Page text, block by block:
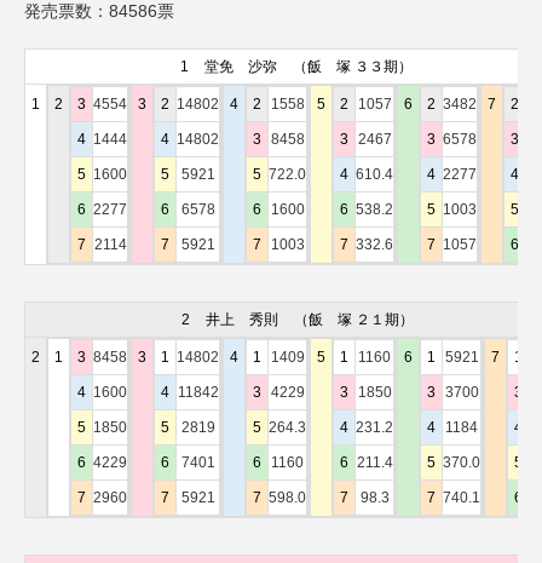
発売票数：84586票
1 堂免 沙弥 （飯 塚 ３３期）
1 2 3 4554
4 1444
5 1600
6 2277
7 2114
3 2 14802
4 14802
5 5921
6 6578
7 5921
4 2 1558
3 8458
5 722.0
6 1600
7 1003
5 2 1057
3 2467
4 610.4
6 538.2
7 332.6
6 2 3482
3 6578
4 2277
5 1003
7 1057
7 2
3
4
5
6
2 井上 秀則 （飯 塚 ２１期）
2 1 3 8458
4 1600
5 1850
6 4229
7 2960
3 1 14802
4 11842
5 2819
6 7401
7 5921
4 1 1409
3 4229
5 264.3
6 1160
7 598.0
5 1 1160
3 1850
4 231.2
6 211.4
7 98.3
6 1 5921
3 3700
4 1184
5 370.0
7 740.1
7 1
3
4
5
6